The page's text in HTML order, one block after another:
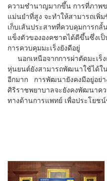
ความชำนาญมากขึ้น การที่ภาพ
แม่นยำที่สูง จะทำให้สามารถเพิ่
เก็บเส้นประสาทที่ควบคุมการก
แข็งตัวขององคชาตได้ดีขึ้นซึ่งเ
การควบคุมมะเร็งยังดีอยู่
นอกเหนือจากการผ่าตัดมะเร็
หุ่นยนต์ยังสามารถพัฒนาใช้ได้ใ
อีกมาก การพัฒนายังคงมีอยู่อย่
ศิริราชพยาบาลจะยังคงพัฒนาค
ทางด้านการแพทย์ เพื่อประโยช